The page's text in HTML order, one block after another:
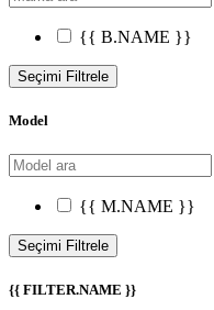
{{ B.NAME }}
Seçimi Filtrele
Model
{{ M.NAME }}
Seçimi Filtrele
{{ FILTER.NAME }}